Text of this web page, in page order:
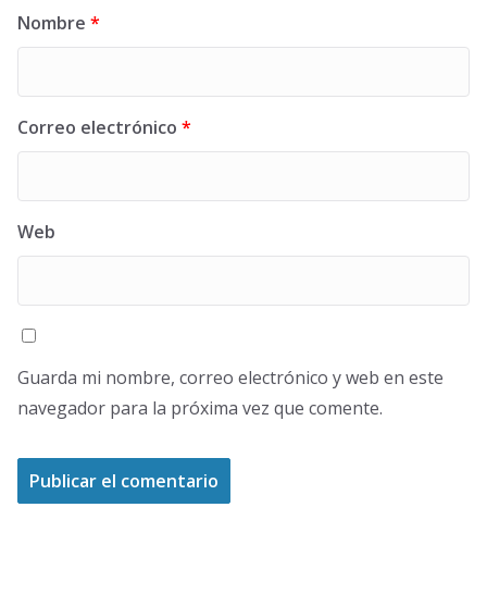
Nombre *
Correo electrónico *
Web
Guarda mi nombre, correo electrónico y web en este
navegador para la próxima vez que comente.